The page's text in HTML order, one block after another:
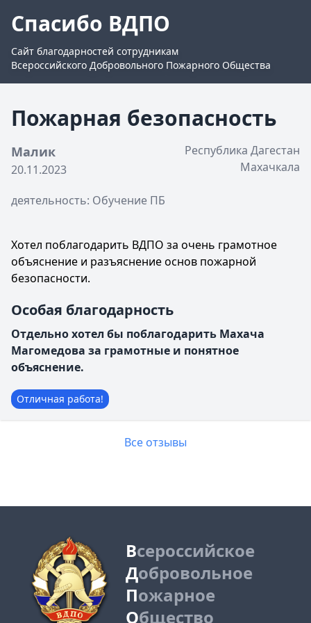
Спасибо ВДПО
Сайт благодарностей сотрудникам
Всероссийского Добровольного Пожарного Общества
Пожарная безопасность
Малик
20.11.2023
Республика Дагестан
Махачкала
деятельность: Обучение ПБ
Хотел поблагодарить ВДПО за очень грамотное
объяснение и разъяснение основ пожарной
безопасности.
Особая благодарность
Отдельно хотел бы поблагодарить Махача
Магомедова за грамотные и понятное
объяснение.
Отличная работа!
Все отзывы
Всероссийское
Добровольное
Пожарное
Общество